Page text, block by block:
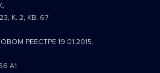
К. 2, КВ. 67
РЕЕСТРЕ 19.01.2015.
A1